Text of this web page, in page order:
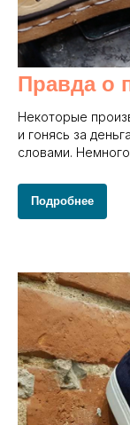
Правда о
Некоторые
и гонясь за
словами.
Подробнее